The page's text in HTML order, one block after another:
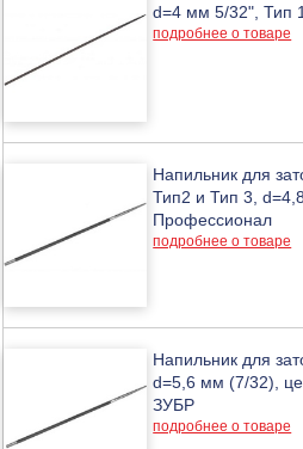
d=4 мм 5/32", Тип
подробнее о товаре
Напильник для
Тип2 и Тип 3,
Профессионал
подробнее о товаре
Напильник для
d=5,6 мм (7/32),
ЗУБР
подробнее о товаре